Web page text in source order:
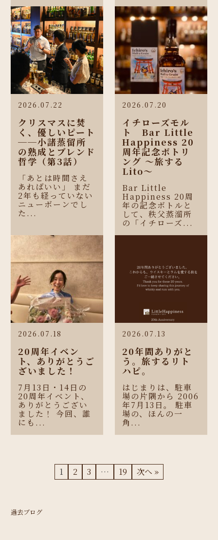
2026.07.22
クリスマスに焚
く、優しいピート
──小諸蒸留所
の熟成とブレンド
哲学（第3話）
「あとは時間さえ
あればいい」 まだ
2年も経っていない
ニューボーンでし
た...
2026.07.20
イチローズモル
ト Bar Little
Happiness 20
周年記念ボトリ
ング 〜旅する
Lito〜
Bar Little
Happiness 20周
年の記念ボトルと
して、秩父蒸溜所
の「イチローズ...
2026.07.18
20周年イベン
ト、ありがとうご
ざいました！
7月13日・14日の
20周年イベント、
ありがとうござい
ました！ 今回、誰
にも...
2026.07.13
20年間ありがと
う。旅するリト
ハピ。
はじまりは、駐車
場の片隅から 2006
年7月13日。 駐車
場の、ほんの一
角...
1 2 3 … 19 次へ »
過去ブログ